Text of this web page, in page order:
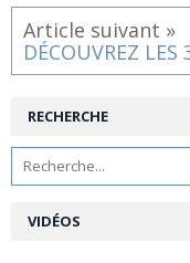
Article suivant »
RECHERCHE
VIDÉOS